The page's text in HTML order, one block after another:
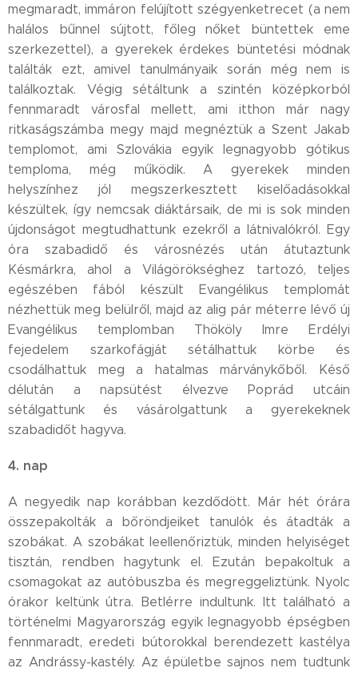
megmaradt, immáron felújított szégyenketrecet (a nem
halálos bűnnel sújtott, főleg nőket büntettek eme
szerkezettel), a gyerekek érdekes büntetési módnak
találták ezt, amivel tanulmányaik során még nem is
találkoztak. Végig sétáltunk a szintén középkorból
fennmaradt városfal mellett, ami itthon már nagy
ritkaságszámba megy majd megnéztük a Szent Jakab
templomot, ami Szlovákia egyik legnagyobb gótikus
temploma, még működik. A gyerekek minden
helyszínhez jól megszerkesztett kiselőadásokkal
készültek, így nemcsak diáktársaik, de mi is sok minden
újdonságot megtudhattunk ezekről a látnivalókról. Egy
óra szabadidő és városnézés után átutaztunk
Késmárkra, ahol a Világörökséghez tartozó, teljes
egészében fából készült Evangélikus templomát
nézhettük meg belülről, majd az alig pár méterre lévő új
Evangélikus templomban Thököly Imre Erdélyi
fejedelem szarkofágját sétálhattuk körbe és
csodálhattuk meg a hatalmas márványkőből. Késő
délután a napsütést élvezve Poprád utcáin
sétálgattunk és vásárolgattunk a gyerekeknek
szabadidőt hagyva.
4. nap
A negyedik nap korábban kezdődött. Már hét órára
összepakolták a bőröndjeiket tanulók és átadták a
szobákat. A szobákat leellenőriztük, minden helyiséget
tisztán, rendben hagytunk el. Ezután bepakoltuk a
csomagokat az autóbuszba és megreggeliztünk. Nyolc
órakor keltünk útra. Betlérre indultunk. Itt található a
történelmi Magyarország egyik legnagyobb épségben
fennmaradt, eredeti bútorokkal berendezett kastélya
az Andrássy-kastély. Az épületbe sajnos nem tudtunk